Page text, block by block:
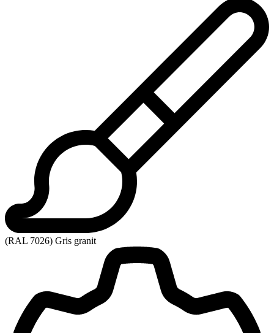
(RAL 7026) Gris granit